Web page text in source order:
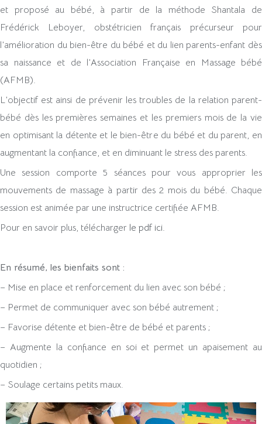
et proposé au bébé, à partir de la méthode Shantala de
Frédérick Leboyer, obstétricien français précurseur pour
l’amélioration du bien-être du bébé et du lien parents-enfant dès
sa naissance et de l’Association Française en Massage bébé
(AFMB).
L’objectif est ainsi de prévenir les troubles de la relation parent-
bébé dès les premières semaines et les premiers mois de la vie
en optimisant la détente et le bien-être du bébé et du parent, en
augmentant la confiance, et en diminuant le stress des parents.
Une session comporte 5 séances pour vous approprier les
mouvements de massage à partir des 2 mois du bébé. Chaque
session est animée par une instructrice certifiée AFMB.
Pour en savoir plus, télécharger le pdf ici.
En résumé, les bienfaits sont :
– Mise en place et renforcement du lien avec son bébé ;
– Permet de communiquer avec son bébé autrement ;
– Favorise détente et bien-être de bébé et parents ;
– Augmente la confiance en soi et permet un apaisement au
quotidien ;
– Soulage certains petits maux.